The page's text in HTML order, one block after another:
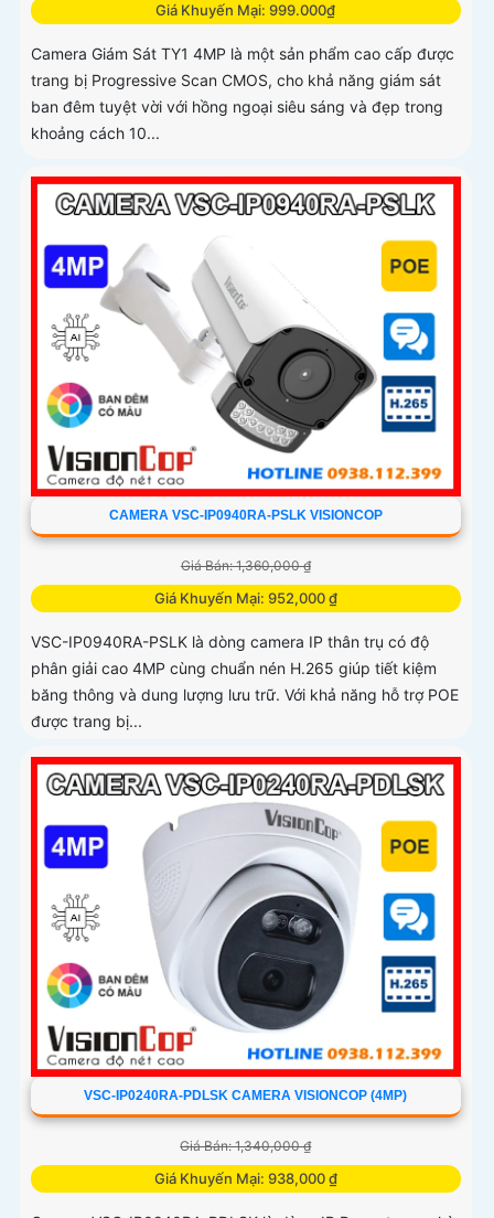
Giá Khuyến Mại: 999.000₫
Camera Giám Sát TY1 4MP là một sản phẩm cao cấp được
trang bị Progressive Scan CMOS, cho khả năng giám sát
ban đêm tuyệt vời với hồng ngoại siêu sáng và đẹp trong
khoảng cách 10...
CAMERA VSC-IP0940RA-PSLK VISIONCOP
Giá Bán: 1,360,000 ₫
Giá Khuyến Mại: 952,000 ₫
VSC-IP0940RA-PSLK là dòng camera IP thân trụ có độ
phân giải cao 4MP cùng chuẩn nén H.265 giúp tiết kiệm
băng thông và dung lượng lưu trữ. Với khả năng hỗ trợ POE
được trang bị...
VSC-IP0240RA-PDLSK CAMERA VISIONCOP (4MP)
Giá Bán: 1,340,000 ₫
Giá Khuyến Mại: 938,000 ₫